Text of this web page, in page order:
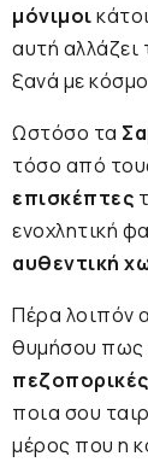
μόνιμοι
αυτή αλλάζει
ξανά με
Ωστόσο τα
τόσο από
επισκέπτες
ενοχλητική
αυθεντική
Πέρα λοιπόν
θυμήσου πως
ποια σου
μέρος που η